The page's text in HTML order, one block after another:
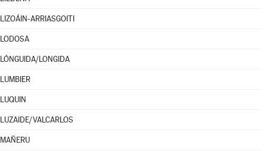
LIZOÁIN-ARRIASGOITI
LODOSA
LÓNGUIDA/LONGIDA
LUMBIER
LUQUIN
LUZAIDE/VALCARLOS
MAÑERU